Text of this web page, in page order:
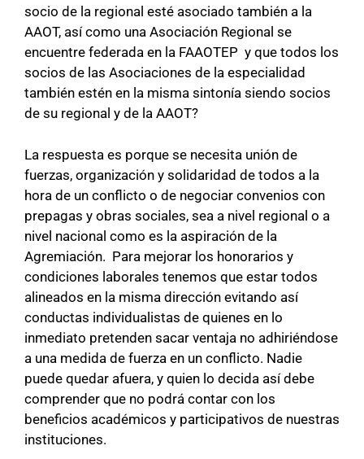
socio de la regional esté asociado también a la
AAOT, así como una Asociación Regional se
encuentre federada en la FAAOTEP y que todos los
socios de las Asociaciones de la especialidad
también estén en la misma sintonía siendo socios
de su regional y de la AAOT?
La respuesta es porque se necesita unión de
fuerzas, organización y solidaridad de todos a la
hora de un conflicto o de negociar convenios con
prepagas y obras sociales, sea a nivel regional o a
nivel nacional como es la aspiración de la
Agremiación. Para mejorar los honorarios y
condiciones laborales tenemos que estar todos
alineados en la misma dirección evitando así
conductas individualistas de quienes en lo
inmediato pretenden sacar ventaja no adhiriéndose
a una medida de fuerza en un conflicto. Nadie
puede quedar afuera, y quien lo decida así debe
comprender que no podrá contar con los
beneficios académicos y participativos de nuestras
instituciones.